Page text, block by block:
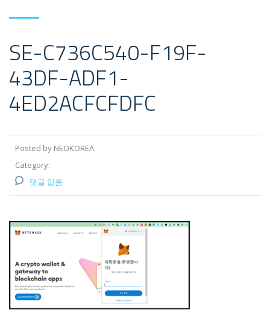
SE-C736C540-F19F-
43DF-ADF1-
4ED2ACFCFDFC
Posted by NEOKOREA
Category:
댓글 없음